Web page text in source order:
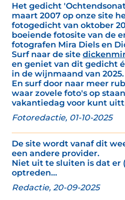
Het gedicht
maart 2007 op onze site
fotogedicht van oktober
boeiende fotosite van de
fotografen Mira Diels en
Surf naar de site
en geniet van dit gedicht
in de wijnmaand van 2025.
En surf door naar meer
waar zovele foto's op
vakantiedag voor kunt
Fotoredactie, 01-10-2025
De site wordt vanaf dit
een andere provider.
Niet uit te sluiten is dat er
optreden...
Redactie, 20-09-2025